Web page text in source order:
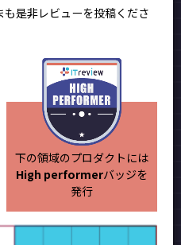
是非レビューを投稿くださ
下の領域のプロダクトには
High performerバッジを
発行